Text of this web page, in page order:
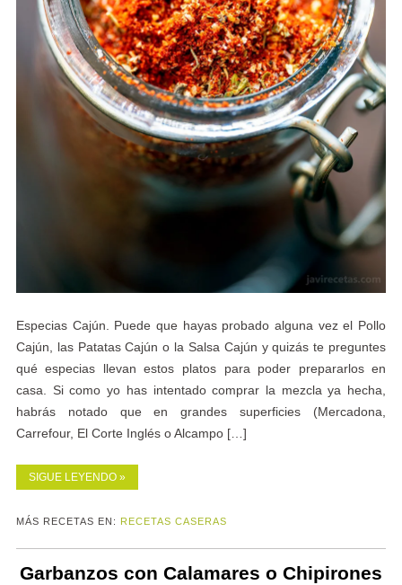
Especias Cajún. Puede que hayas probado alguna vez el Pollo
Cajún, las Patatas Cajún o la Salsa Cajún y quizás te preguntes
qué especias llevan estos platos para poder prepararlos en
casa. Si como yo has intentado comprar la mezcla ya hecha,
habrás notado que en grandes superficies (Mercadona,
Carrefour, El Corte Inglés o Alcampo […]
SIGUE LEYENDO »
MÁS RECETAS EN: RECETAS CASERAS
Garbanzos con Calamares o Chipirones